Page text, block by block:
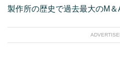
製作所の歴史で過去最大のM＆